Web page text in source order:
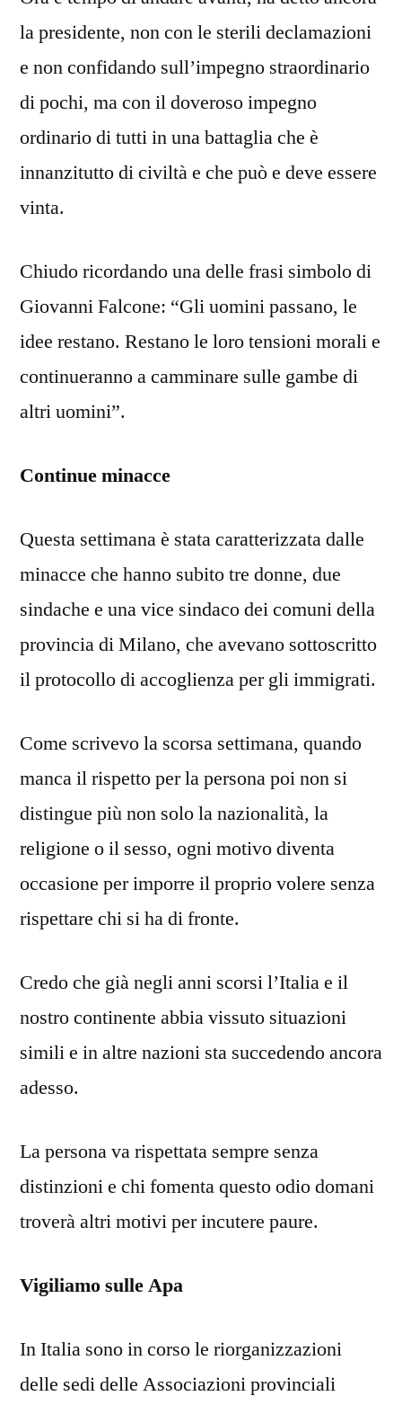
la presidente, non con le sterili declamazioni
e non confidando sull’impegno straordinario
di pochi, ma con il doveroso impegno
ordinario di tutti in una battaglia che è
innanzitutto di civiltà e che può e deve essere
vinta.
Chiudo ricordando una delle frasi simbolo di
Giovanni Falcone: “Gli uomini passano, le
idee restano. Restano le loro tensioni morali e
continueranno a camminare sulle gambe di
altri uomini”.
Continue minacce
Questa settimana è stata caratterizzata dalle
minacce che hanno subito tre donne, due
sindache e una vice sindaco dei comuni della
provincia di Milano, che avevano sottoscritto
il protocollo di accoglienza per gli immigrati.
Come scrivevo la scorsa settimana, quando
manca il rispetto per la persona poi non si
distingue più non solo la nazionalità, la
religione o il sesso, ogni motivo diventa
occasione per imporre il proprio volere senza
rispettare chi si ha di fronte.
Credo che già negli anni scorsi l’Italia e il
nostro continente abbia vissuto situazioni
simili e in altre nazioni sta succedendo ancora
adesso.
La persona va rispettata sempre senza
distinzioni e chi fomenta questo odio domani
troverà altri motivi per incutere paure.
Vigiliamo sulle Apa
In Italia sono in corso le riorganizzazioni
delle sedi delle Associazioni provinciali